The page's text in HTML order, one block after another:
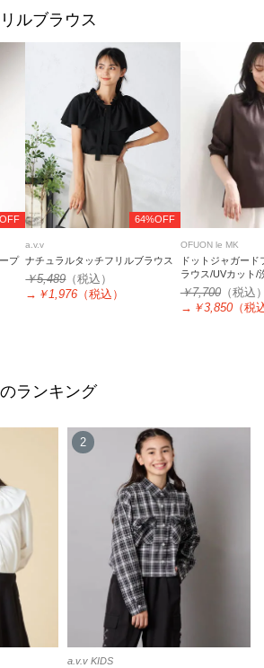
ルブラウス
プ
64%OFF
a.v.v
ナチュラルタッチフリルブラウス
￥5,489（税込）
→ ￥1,976 （税込）
OFUON le MK
ドットジャガー
ラウス/UVカット/
サイズあり
￥7,700（税込
→ ￥3,850（税
ランキング
2
a.v.v KIDS